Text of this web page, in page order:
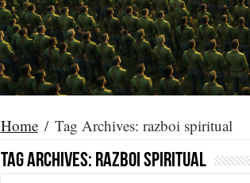
Home / Tag Archives: razboi spiritual
Tag Archives: razboi spiritual